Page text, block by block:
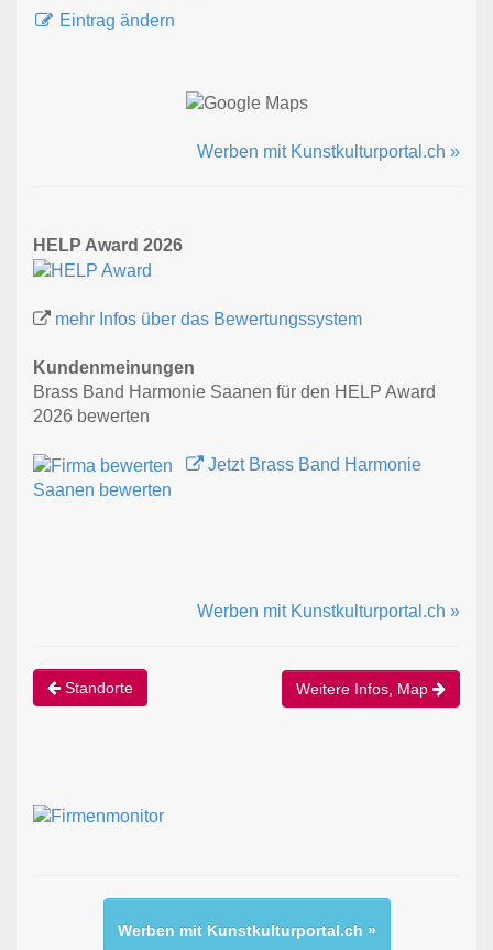
Eintrag ändern
Werben mit Kunstkulturportal.ch »
HELP Award 2026
mehr Infos über das Bewertungssystem
Kundenmeinungen
Brass Band Harmonie Saanen für den HELP Award
2026 bewerten
Jetzt Brass Band Harmonie
Saanen bewerten
Werben mit Kunstkulturportal.ch »
Standorte Weitere Infos, Map
Werben mit Kunstkulturportal.ch »